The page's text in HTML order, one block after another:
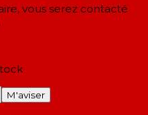
vous serez contacté
M'aviser